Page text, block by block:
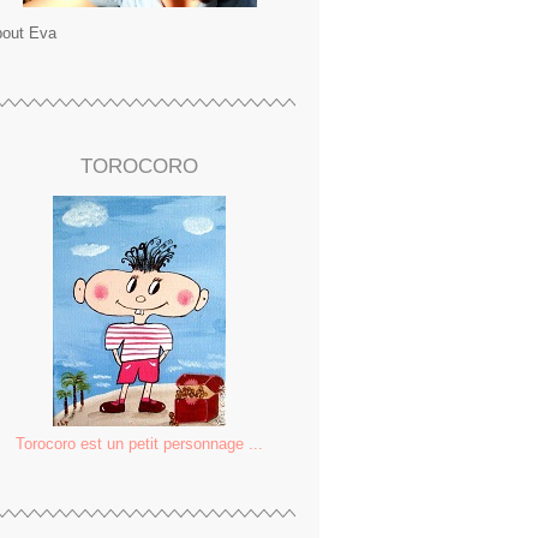
Eva
TOROCORO
Torocoro est un petit personnage ...